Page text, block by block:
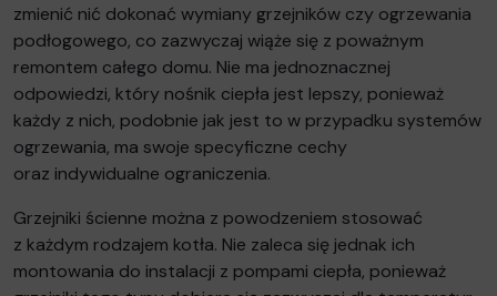
zmienić nić dokonać wymiany grzejników czy ogrzewania
podłogowego, co zazwyczaj wiąże się z poważnym
remontem całego domu. Nie ma jednoznacznej
odpowiedzi, który nośnik ciepła jest lepszy, ponieważ
każdy z nich, podobnie jak jest to w przypadku systemów
ogrzewania, ma swoje specyficzne cechy
oraz indywidualne ograniczenia.
Grzejniki ścienne można z powodzeniem stosować
z każdym rodzajem kotła. Nie zaleca się jednak ich
montowania do instalacji z pompami ciepła, ponieważ